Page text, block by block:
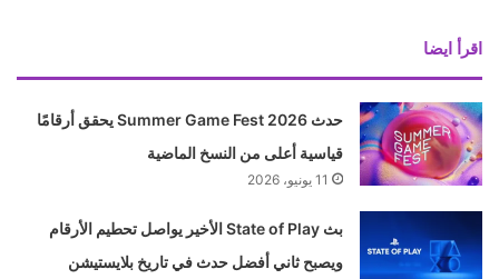
اقرأ ايضا
حدث Summer Game Fest 2026 يحقق أرقامًا
قياسية أعلى من النسخ الماضية
11 يونيو، 2026
بث State of Play الأخير يواصل تحطيم الأرقام
ويصبح ثاني أفضل حدث في تاريخ بلايستيشن